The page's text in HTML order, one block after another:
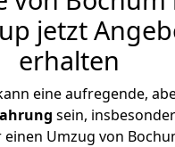
jetzt
erhalten
eine aufregende,
sein,
Umzug von